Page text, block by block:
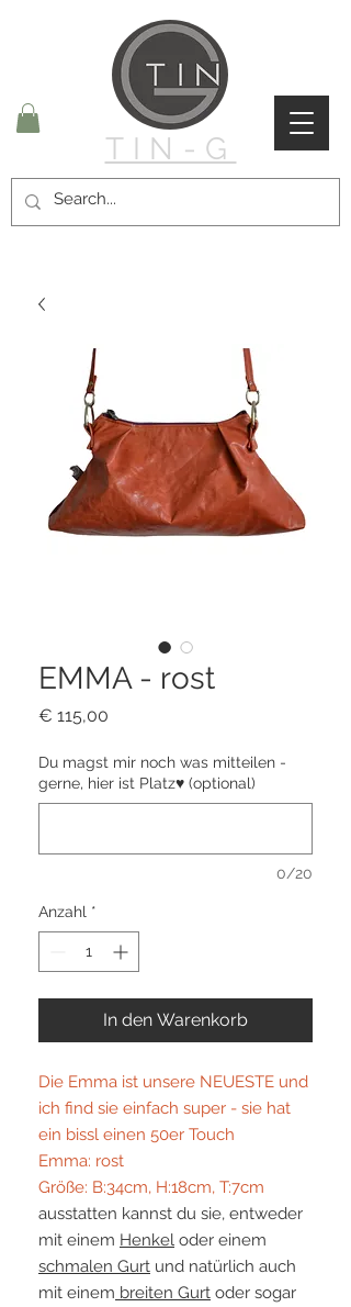
TIN-G
EMMA - rost
€ 115,00
Du magst mir noch was mitteilen -
gerne, hier ist Platz♥ (optional)
0/20
Anzahl *
In den Warenkorb
Die Emma ist unsere NEUESTE und
ich find sie einfach super - sie hat
ein bissl einen 50er Touch
Emma: rost
Größe: B:34cm, H:18cm, T:7cm
ausstatten kannst du sie, entweder
mit einem Henkel oder einem
schmalen Gurt und natürlich auch
mit einem breiten Gurt oder sogar